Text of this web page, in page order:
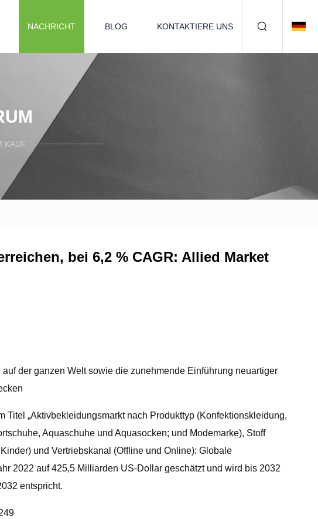
NACHRICHT BLOG KONTAKTIERE UNS
KAUF
bei 6,2 % CAGR: Allied Market
der ganzen Welt sowie die zunehmende Einführung neuartiger
„Aktivbekleidungsmarkt nach Produkttyp (Konfektionskleidung,
Aquaschuhe und Aquasocken; und Modemarke), Stoff
und Vertriebskanal (Offline und Online): Globale
2022 auf 425,5 Milliarden US-Dollar geschätzt und wird bis 2032
entspricht.